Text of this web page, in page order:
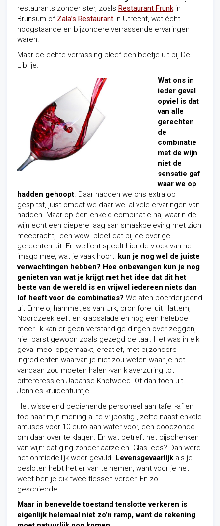
restaurants zonder ster, zoals Restaurant Frunk in
Brunsum of Zala’s Restaurant in Utrecht, wat écht
hoogstaande en bijzondere verrassende ervaringen
waren.
Maar de echte verrassing bleef een beetje uit bij De
Librije.
Wat ons in
ieder geval
opviel is dat
van alle
gerechten
de
combinatie
met de wijn
niet de
sensatie gaf
waar we op
hadden gehoopt. Daar hadden we ons extra op
gespitst, juist omdat we daar wel al vele ervaringen van
hadden. Maar op één enkele combinatie na, waarin de
wijn echt een diepere laag aan smaakbeleving met zich
meebracht, -een wow- bleef dat bij de overige
gerechten uit. En wellicht speelt hier de vloek van het
imago mee, wat je vaak hoort: kun je nog wel de juiste
verwachtingen hebben? Hoe onbevangen kun je nog
genieten van wat je krijgt met het idee dat dit het
beste van de wereld is en vrijwel iedereen niets dan
lof heeft voor de combinaties? We aten boerderijeend
uit Ermelo, hammetjes van Urk, bron forel uit Hattem,
Noordzeekreeft en krabsalade en nog een heleboel
meer. Ik kan er geen verstandige dingen over zeggen,
hier barst gewoon zoals gezegd de taal. Het was in elk
geval mooi opgemaakt, creatief, met bijzondere
ingrediënten waarvan je niet zou weten waar je het
vandaan zou moeten halen -van klaverzuring tot
bittercress en Japanse Knotweed. Of dan toch uit
Jonnies kruidentuintje.
Het wisselend bedienende personeel aan tafel -af en
toe naar mijn mening al te vrijpostig-, zette naast enkele
amuses voor 10 euro aan water voor, een doodzonde
om daar over te klagen. En wat betreft het bijschenken
van wijn: dat ging zonder aarzelen. Glas lees? Dan werd
het onmiddellijk weer gevuld. Levensgevaarlijk als je
besloten hebt het er van te nemen, want voor je het
weet ben je dik twee flessen verder. En zo
geschiedde…
Maar in benevelde toestand tenslotte verkeren is
eigenlijk helemaal niet zo’n ramp, want de rekening